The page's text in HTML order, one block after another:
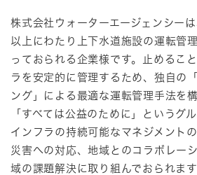
株式会社ウォーターエージェンシー
以上にわたり上下水道施設の運転管
っておられる企業様です。止めるこ
ラを安定的に管理するため、独自の
ング」による最適な運転管理手法を
「すべては公益のために」というグ
インフラの持続可能なマネジメント
災害への対応、地域とのコラボレー
域の課題解決に取り組んでおられます